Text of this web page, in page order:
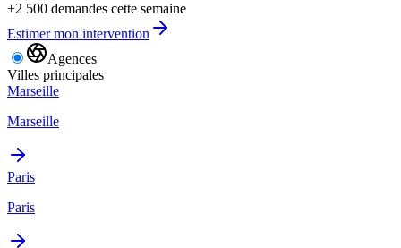
+2 500 demandes cette semaine
Estimer mon intervention
Agences
Villes principales
Marseille
Marseille
Paris
Paris